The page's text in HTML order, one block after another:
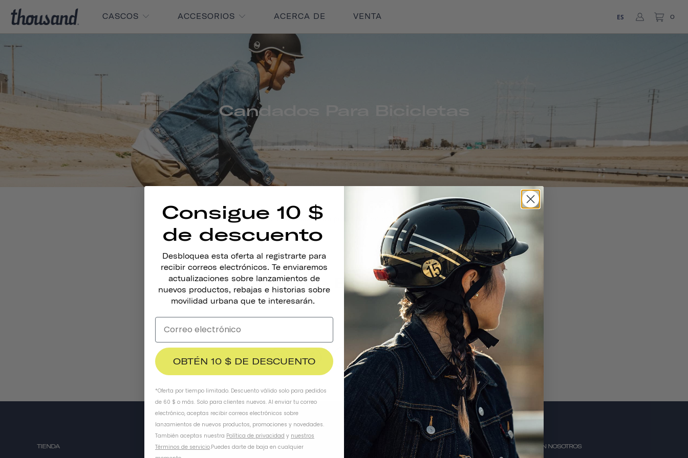
CASCOS ACCESORIOS ACERCA DE VENTA ES 0
Candados Para Bicicletas
No se han encontrado productos en esta colección.
Mantente En Contacto
SUSCRÍBASE A
TIENDA QUIÉNES SOMOS TRABAJA CON NOSOTROS CONTACTE CON NOSOTROS
Consigue 10 $
de descuento
Desbloquea esta oferta al registrarte para
recibir correos electrónicos. Te enviaremos
actualizaciones sobre lanzamientos de
nuevos productos, rebajas e historias sobre
movilidad urbana que te interesarán.
OBTÉN 10 $ DE DESCUENTO
*Oferta por tiempo limitado. Descuento válido solo para pedidos
de 60 $ o más. Solo para clientes nuevos. Al enviar tu correo
electrónico, aceptas recibir correos electrónicos sobre
lanzamientos de nuevos productos, promociones y novedades.
También aceptas nuestra Política de privacidad y nuestros
Términos de servicio.Puedes darte de baja en cualquier